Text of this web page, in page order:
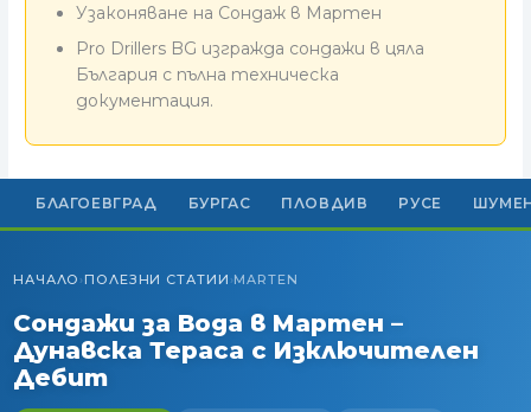
Узаконяване на Сондаж в Мартен
Pro Drillers BG изгражда сондажи в цяла
България с пълна техническа
документация.
БЛАГОЕВГРАД БУРГАС ПЛОВДИВ РУСЕ
НАЧАЛО ›ПОЛЕЗНИ СТАТИИ ›MARTEN
Сондажи за Вода в Мартен –
Дунавска Тераса с Изключителен
Дебит